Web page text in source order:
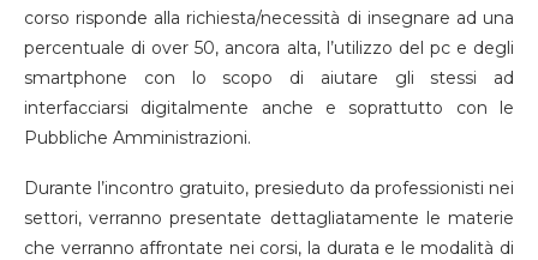
corso risponde alla richiesta/necessità di insegnare ad una
percentuale di over 50, ancora alta, l’utilizzo del pc e degli
smartphone con lo scopo di aiutare gli stessi ad
interfacciarsi digitalmente anche e soprattutto con le
Pubbliche Amministrazioni.
Durante l’incontro gratuito, presieduto da professionisti nei
settori, verranno presentate dettagliatamente le materie
che verranno affrontate nei corsi, la durata e le modalità di